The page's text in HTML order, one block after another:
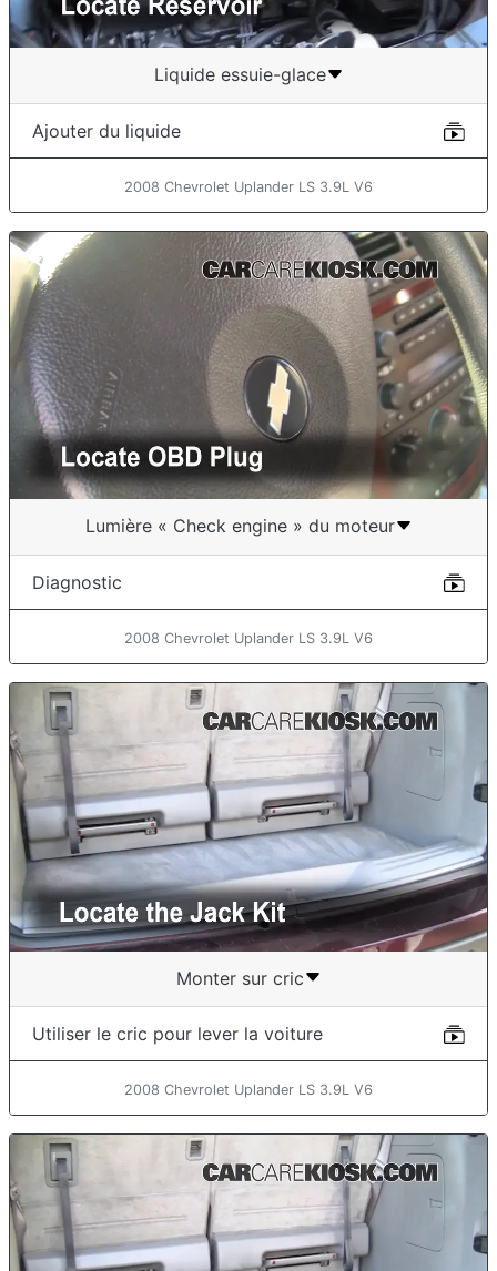
Liquide essuie-glace
Ajouter du liquide
2008 Chevrolet Uplander LS 3.9L V6
Lumière « Check engine » du moteur
Diagnostic
2008 Chevrolet Uplander LS 3.9L V6
Monter sur cric
Utiliser le cric pour lever la voiture
2008 Chevrolet Uplander LS 3.9L V6